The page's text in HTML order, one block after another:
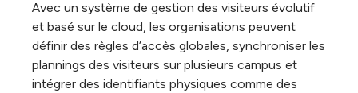
Avec un système de gestion des visiteurs évolutif
et basé sur le cloud, les organisations peuvent
définir des règles d’accès globales, synchroniser les
plannings des visiteurs sur plusieurs campus et
intégrer des identifiants physiques comme des